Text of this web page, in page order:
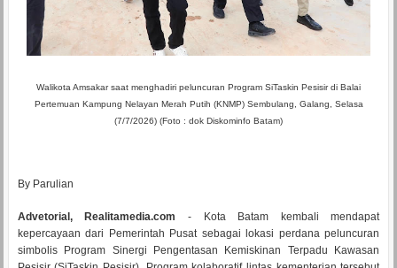
Walikota Amsakar saat menghadiri peluncuran Program SiTaskin Pesisir di Balai
Pertemuan Kampung Nelayan Merah Putih (KNMP) Sembulang, Galang, Selasa
(7/7/2026) (Foto : dok Diskominfo Batam)
By Parulian
Advetorial, Realitamedia.com
- Kota Batam kembali mendapat
kepercayaan dari Pemerintah Pusat sebagai lokasi perdana peluncuran
simbolis Program Sinergi Pengentasan Kemiskinan Terpadu Kawasan